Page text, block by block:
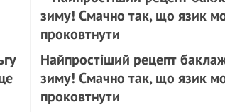
Найпростіший рецепт
зиму! Смачно так, що язик
проковтнути